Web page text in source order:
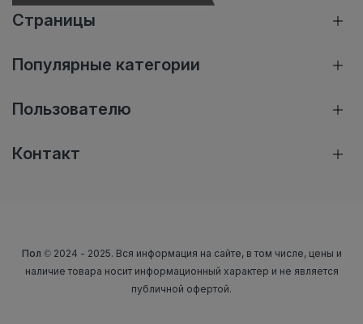
Страницы
Популярные категории
Пользователю
Контакт
Пол © 2024 - 2025. Вся информация на сайте, в том числе, цены и
наличие товара носит информационный характер и не является
публичной офертой.